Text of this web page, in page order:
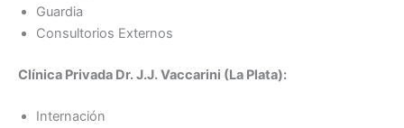
Guardia
Consultorios Externos
Clínica Privada Dr. J.J. Vaccarini (La Plata):
Internación